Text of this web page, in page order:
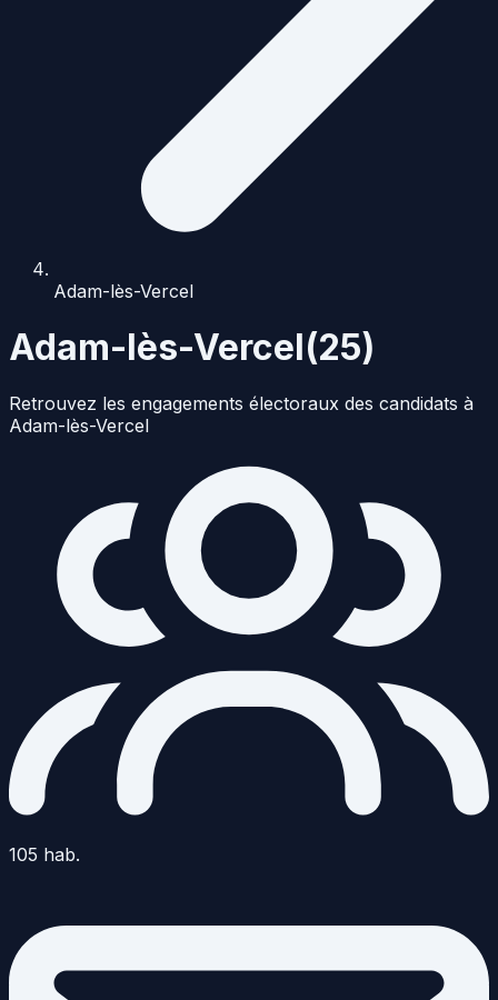
Adam-lès-Vercel
Adam-lès-Vercel(25)
Retrouvez les engagements électoraux des candidats à
Adam-lès-Vercel
105 hab.